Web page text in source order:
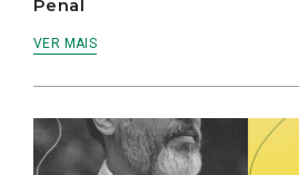
Penal
VER MAIS